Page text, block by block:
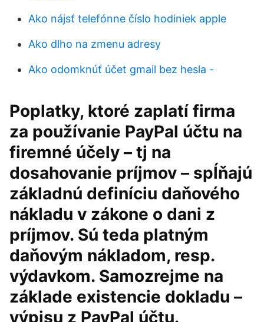
Ako nájsť telefónne číslo hodiniek apple
Ako dlho na zmenu adresy
Ako odomknúť účet gmail bez hesla -
Poplatky, ktoré zaplatí firma
za používanie PayPal účtu na
firemné účely – tj na
dosahovanie príjmov – spĺňajú
základnú definíciu daňového
nákladu v zákone o dani z
príjmov. Sú teda platným
daňovým nákladom, resp.
výdavkom. Samozrejme na
základe existencie dokladu –
výpisu z PayPal účtu.